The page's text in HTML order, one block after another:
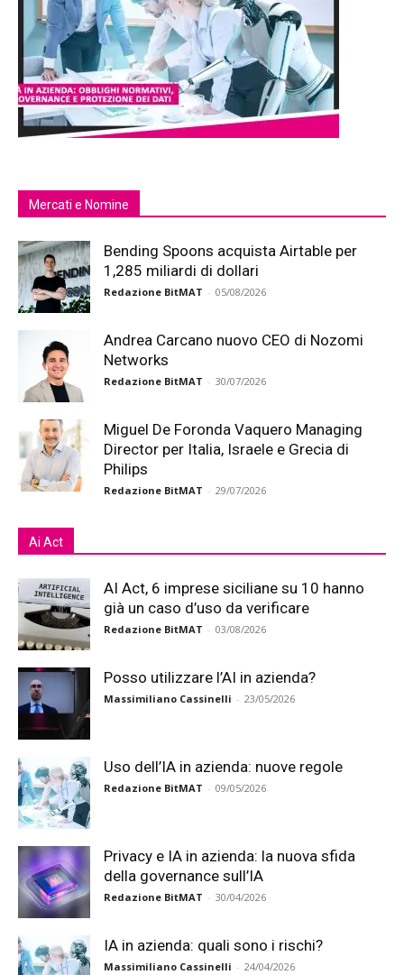
Mercati e Nomine
Bending Spoons acquista Airtable per
1,285 miliardi di dollari
Redazione BitMAT - 05/08/2026
Andrea Carcano nuovo CEO di Nozomi
Networks
Redazione BitMAT - 30/07/2026
Miguel De Foronda Vaquero Managing
Director per Italia, Israele e Grecia di
Philips
Redazione BitMAT - 29/07/2026
Ai Act
AI Act, 6 imprese siciliane su 10 hanno
già un caso d’uso da verificare
Redazione BitMAT - 03/08/2026
Posso utilizzare l’AI in azienda?
Massimiliano Cassinelli - 23/05/2026
Uso dell’IA in azienda: nuove regole
Redazione BitMAT - 09/05/2026
Privacy e IA in azienda: la nuova sfida
della governance sull’IA
Redazione BitMAT - 30/04/2026
IA in azienda: quali sono i rischi?
Massimiliano Cassinelli - 24/04/2026